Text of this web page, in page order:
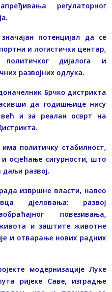
регулаторног
потенцијал да се
и логистички центар,
политичког дијалога и
развојних одлука.
Брчко дистрикта
да годишњице нису
и за реалан осврт на
политичку стабилност,
осјећање сигурности, што
развој.
извршне власти, навео
дјеловања: развој
повезивања,
и заштите животне
и отварање нових радних
модернизације Луке
ријеке Саве, изградње